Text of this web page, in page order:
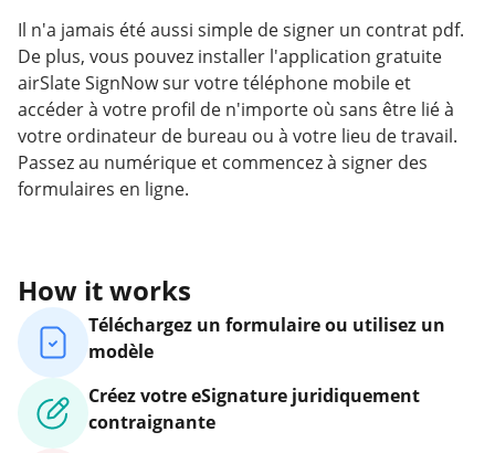
Il n'a jamais été aussi simple de signer un contrat pdf.
De plus, vous pouvez installer l'application gratuite
airSlate SignNow sur votre téléphone mobile et
accéder à votre profil de n'importe où sans être lié à
votre ordinateur de bureau ou à votre lieu de travail.
Passez au numérique et commencez à signer des
formulaires en ligne.
How it works
Téléchargez un formulaire ou utilisez un
modèle
Créez votre eSignature juridiquement
contraignante